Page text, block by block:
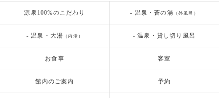
源泉100%のこだわり - 温泉・蒼の湯 （外風呂）
- 温泉・大湯 （内湯） - 温泉・貸し切り風呂
お食事 客室
館内のご案内 予約